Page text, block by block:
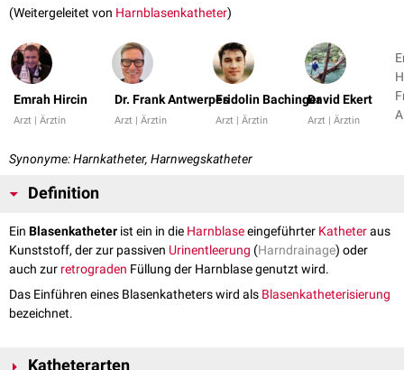
(Weitergeleitet von Harnblasenkatheter)
Emrah Hircin
Arzt | Ärztin
Dr. Frank Antwerpes
Arzt | Ärztin
Fridolin Bachinger
Arzt | Ärztin
David Ekert
Arzt | Ärztin
Synonyme: Harnkatheter, Harnwegskatheter
Definition
Ein Blasenkatheter ist ein in die Harnblaseeingeführter Katheteraus
Kunststoff, der zur passiven Urinentleerung (Harndrainage) oder
auch zur retrograden Füllung der Harnblase genutzt wird.
Das Einführen eines Blasenkatheters wird als Blasenkatheterisierung
bezeichnet.
Katheterarten